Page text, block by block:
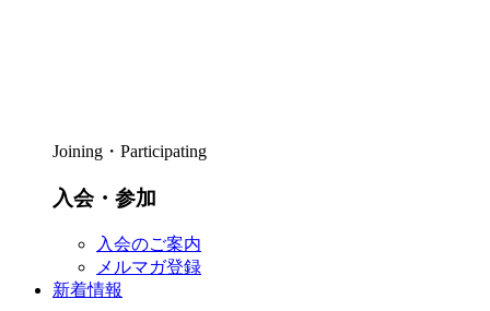
Joining・Participating
入会・参加
入会のご案内
メルマガ登録
新着情報